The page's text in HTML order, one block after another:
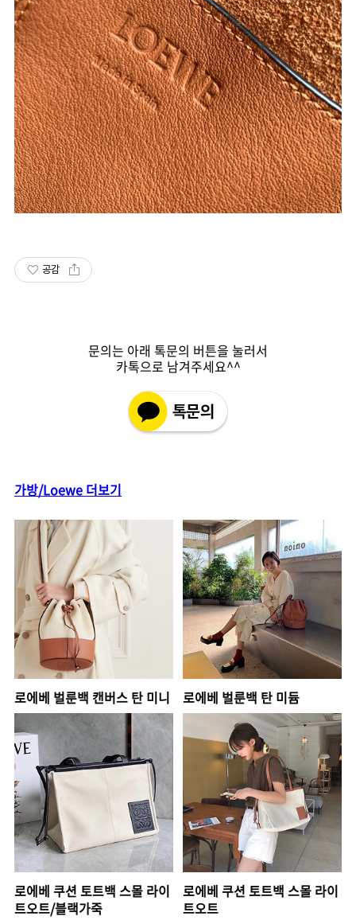
공감
문의는 아래 톡문의 버튼을 눌러서
카톡으로 남겨주세요^^
가방/Loewe 더보기
로에베 벌룬백 캔버스 탄 미니 로에베 벌룬백 탄 미듐
로에베 쿠션 토트백 스몰 라이
트오트/블랙가죽
로에베 쿠션 토트백 스몰 라이
트오트